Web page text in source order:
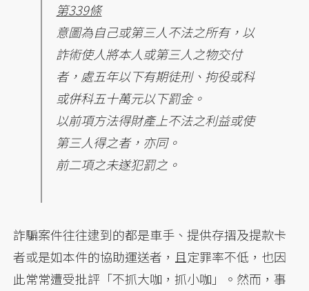
第339條
意圖為自己或第三人不法之所有，以
詐術使人將本人或第三人之物交付
者，處五年以下有期徒刑、拘役或科
或併科五十萬元以下罰金。
以前項方法得財產上不法之利益或使
第三人得之者，亦同。
前二項之未遂犯罰之。
詐騙案件往往逮到的都是車手、提供存摺及提款卡
者或是如本件的協助運送者，且定罪率不低，也因
此常常遭受批評「不抓大咖，抓小咖」。然而，事